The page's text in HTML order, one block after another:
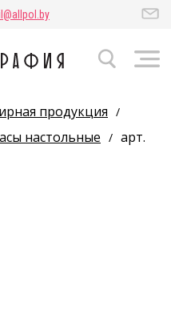
продукция /
настольные / арт.